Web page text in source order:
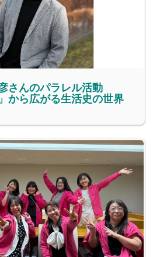
さんのパラレル活動
ら広がる生活史の世界